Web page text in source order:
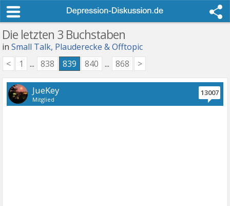
Die letzten 3 Buchstaben
inSmall Talk, Plauderecke & Offtopic
<
1 ... 838 839 840 ... 868 >
JueKey
Mitglied
13007